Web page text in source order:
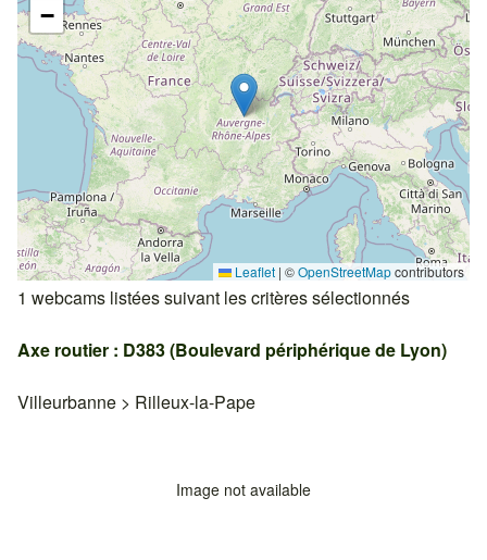
−
Leaflet | ©OpenStreetMapcontributors
1 webcams listées suivant les critères sélectionnés
Axe routier : D383 (Boulevard périphérique de Lyon)
Villeurbanne > Rilleux-la-Pape
Image not available